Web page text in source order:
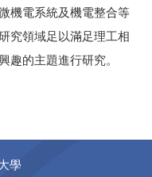
機電系統及機電整合等
究領域足以滿足理工相
趣的主題進行研究。
學